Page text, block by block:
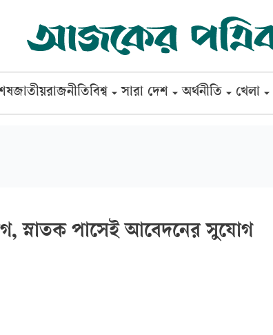
জাতীয়রাজনীতিবিশ্ব সারা দেশ অর্থনীতি খেলা
স্নাতক পাসেই আবেদনের সুযোগ